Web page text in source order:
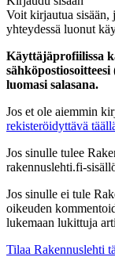
Voit kirjautua sisään,
yhteydessä luonut
Käyttäjäprofiilissa
luomasi salasana.
Jos et ole aiemmin
rekisteröidyttävä
Jos sinulle tulee
rakennuslehti.fi-
Jos sinulle ei tule
oikeuden
lukemaan lukittuja
Tilaa Rakennuslehti